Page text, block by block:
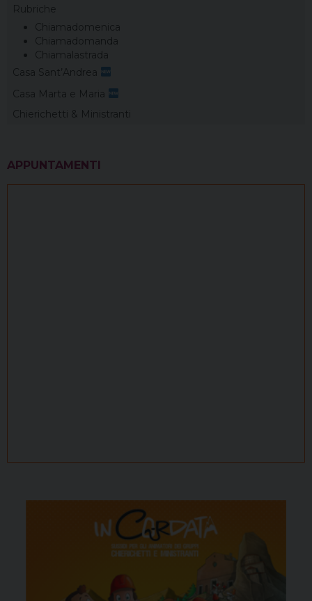
Rubriche
Chiamadomenica
Chiamadomanda
Chiamalastrada
Casa Sant’Andrea
Casa Marta e Maria
Chierichetti & Ministranti
APPUNTAMENTI